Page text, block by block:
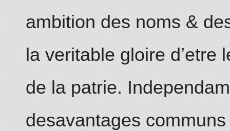
ambition des noms &
la veritable gloire d’etre
de la patrie.
desavantages